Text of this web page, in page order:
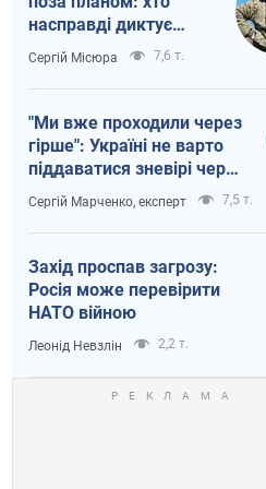
насправді диктує
темп війни
Сергій Місюра 7,6 т.
"Ми вже проходили через
гірше": Україні не варто
піддаватися зневірі через
ракетний терор
Сергій Марченко, експерт 7,5 т.
Захід проспав загрозу:
Росія може перевірити
НАТО війною
Леонід Невзлін 2,2 т.